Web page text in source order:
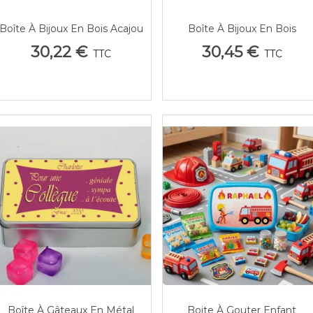
Aperçu Rapide
Boîte À Bijoux En Bois Acajou
Verni Personnalisée Photo -
Velours Intérieur
30,22 € TTC
Aperçu Rapide
Boîte À Bijoux En Bois
Personnalisée Photo - Idéale
Fille & Souvenirs
30,45 € TTC
Aperçu Rapide Aperçu Rapide